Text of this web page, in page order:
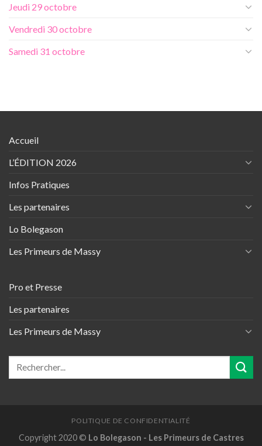
Jeudi 29 octobre
Vendredi 30 octobre
Samedi 31 octobre
Accueil
L’ÉDITION 2026
Infos Pratiques
Les partenaires
Lo Bolegason
Les Primeurs de Massy
Pro et Presse
Les partenaires
Les Primeurs de Massy
POLITIQUE DE CONFIDENTIALITÉ
Copyright 2020 © Lo Bolegason - Les Primeurs de Castres